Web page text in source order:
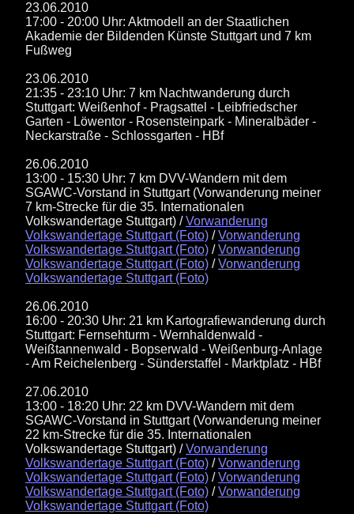
23.06.2010
17:00 - 20:00 Uhr: Aktmodell an der Staatlichen
Akademie der Bildenden Künste Stuttgart und 7 km
Fußweg
23.06.2010
21:35 - 23:10 Uhr: 7 km Nachtwanderung durch
Stuttgart: Weißenhof - Pragsattel - Leibfriedscher
Garten - Löwentor - Rosensteinpark - Mineralbäder -
Neckarstraße - Schlossgarten - HBf
26.06.2010
13:00 - 15:30 Uhr: 7 km DVV-Wandern mit dem
SGAWC-Vorstand in Stuttgart (Vorwanderung meiner
7 km-Strecke für die 35. Internationalen
Volkswandertage Stuttgart) /Vorwanderung
Volkswandertage Stuttgart (Foto) /Vorwanderung
Volkswandertage Stuttgart (Foto) /Vorwanderung
Volkswandertage Stuttgart (Foto) /Vorwanderung
Volkswandertage Stuttgart (Foto)
26.06.2010
16:00 - 20:30 Uhr: 21 km Kartografiewanderung durch
Stuttgart: Fernsehturm - Wernhaldenwald -
Weißtannenwald - Bopserwald - Weißenburg-Anlage
- Am Reichelenberg - Sünderstaffel - Marktplatz - HBf
27.06.2010
13:00 - 18:20 Uhr: 22 km DVV-Wandern mit dem
SGAWC-Vorstand in Stuttgart (Vorwanderung meiner
22 km-Strecke für die 35. Internationalen
Volkswandertage Stuttgart) /Vorwanderung
Volkswandertage Stuttgart (Foto) /Vorwanderung
Volkswandertage Stuttgart (Foto) /Vorwanderung
Volkswandertage Stuttgart (Foto) /Vorwanderung
Volkswandertage Stuttgart (Foto)